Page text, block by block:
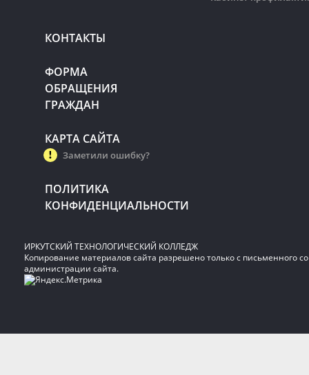
КОНТАКТЫ
ФОРМА
ОБРАЩЕНИЯ
ГРАЖДАН
КАРТА САЙТА
Заметили ошибку?
ПОЛИТИКА
КОНФИДЕНЦИАЛЬНОСТИ
ИРКУТСКИЙ ТЕХНОЛОГИЧЕСКИЙ КОЛЛЕДЖ
Копирование материалов сайта разрешено только с письменного
администрации сайта.